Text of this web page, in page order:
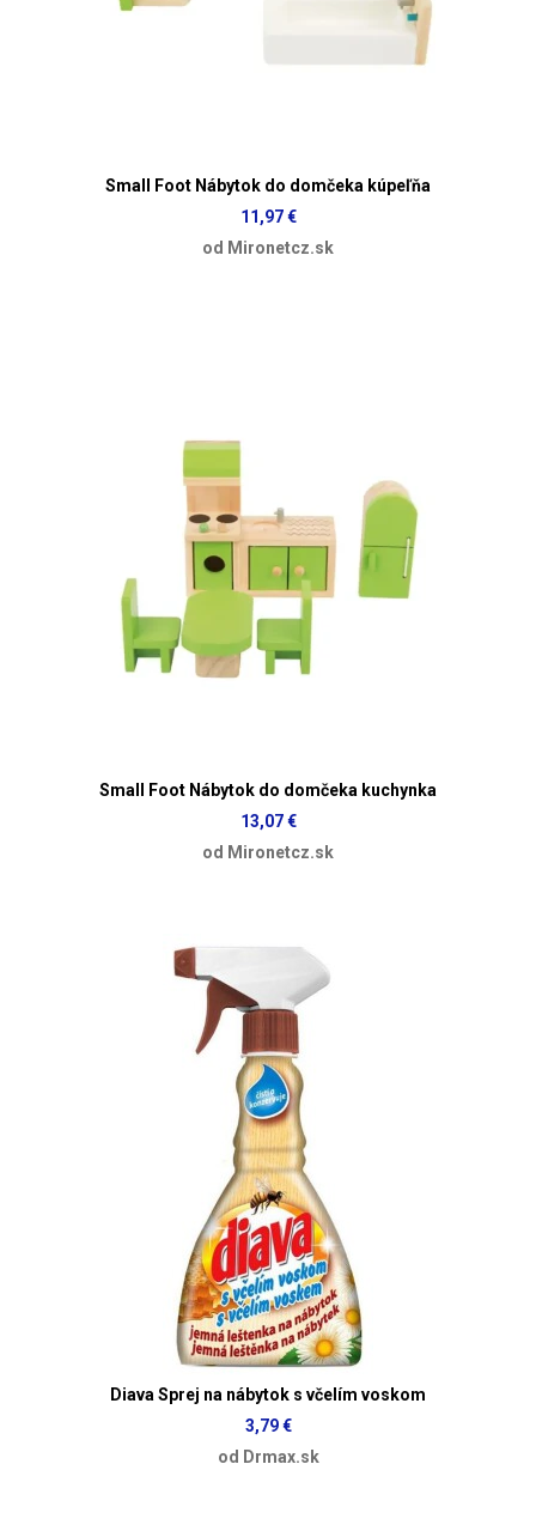
Small Foot Nábytok do domčeka kúpeľňa
11,97 €
od Mironetcz.sk
Small Foot Nábytok do domčeka kuchynka
13,07 €
od Mironetcz.sk
Diava Sprej na nábytok s včelím voskom
3,79 €
od Drmax.sk